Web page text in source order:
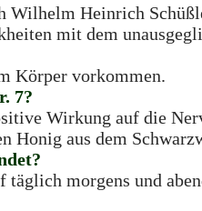
Wilhelm Heinrich
mit dem
Körper vorkommen.
7?
Wirkung auf die
Honig aus dem
morgens und